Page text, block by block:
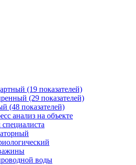
(19 показателей)
(29 показателей)
(48 показателей)
анализ на объекте
воды